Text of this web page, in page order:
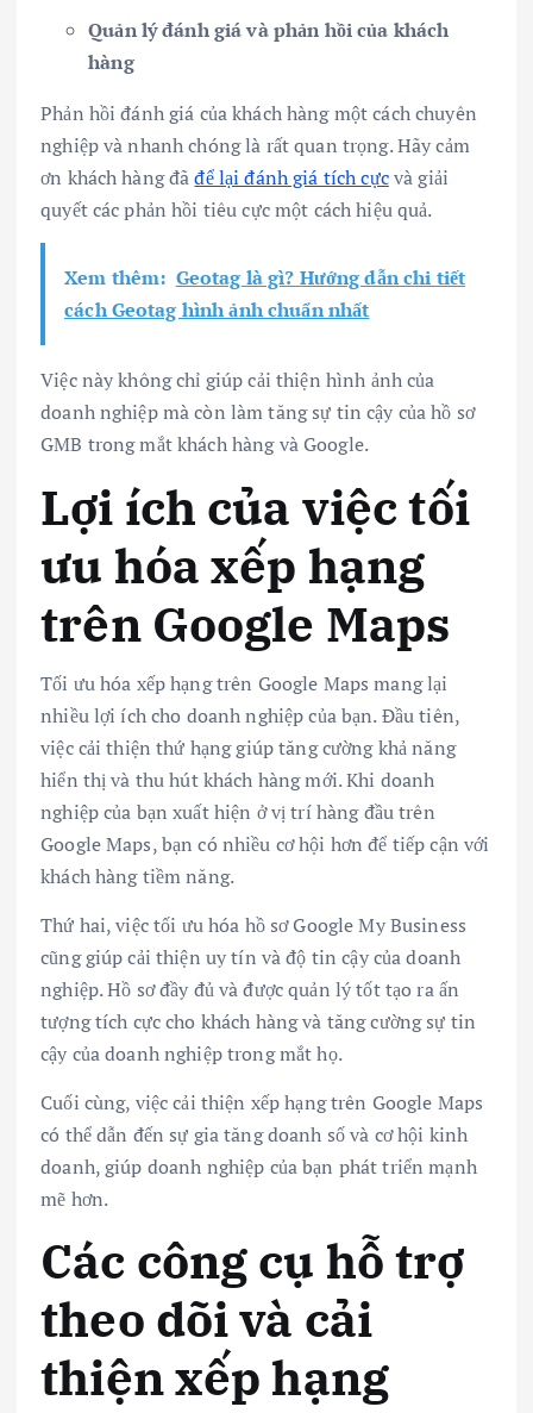
Quản lý đánh giá và phản hồi của khách
hàng
Phản hồi đánh giá của khách hàng một cách chuyên
nghiệp và nhanh chóng là rất quan trọng. Hãy cảm
ơn khách hàng đãđể lại đánh giá tích cựcvà giải
quyết các phản hồi tiêu cực một cách hiệu quả.
Xem thêm: Geotag là gì? Hướng dẫn chi tiết
cách Geotag hình ảnh chuẩn nhất
Việc này không chỉ giúp cải thiện hình ảnh của
doanh nghiệp mà còn làm tăng sự tin cậy của hồ sơ
GMB trong mắt khách hàng và Google.
Lợi ích của việc tối
ưu hóa xếp hạng
trên Google Maps
Tối ưu hóa xếp hạng trên Google Maps mang lại
nhiều lợi ích cho doanh nghiệp của bạn. Đầu tiên,
việc cải thiện thứ hạng giúp tăng cường khả năng
hiển thị và thu hút khách hàng mới. Khi doanh
nghiệp của bạn xuất hiện ở vị trí hàng đầu trên
Google Maps, bạn có nhiều cơ hội hơn để tiếp cận với
khách hàng tiềm năng.
Thứ hai, việc tối ưu hóa hồ sơ Google My Business
cũng giúp cải thiện uy tín và độ tin cậy của doanh
nghiệp. Hồ sơ đầy đủ và được quản lý tốt tạo ra ấn
tượng tích cực cho khách hàng và tăng cường sự tin
cậy của doanh nghiệp trong mắt họ.
Cuối cùng, việc cải thiện xếp hạng trên Google Maps
có thể dẫn đến sự gia tăng doanh số và cơ hội kinh
doanh, giúp doanh nghiệp của bạn phát triển mạnh
mẽ hơn.
Các công cụ hỗ trợ
theo dõi và cải
thiện xếp hạng